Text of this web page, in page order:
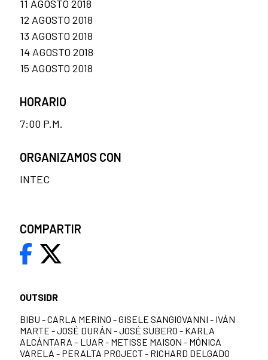
OUTSIDR
BIBU - CARLA MERINO - GISELE SANGIOVANNI - IVÁN
MARTE - JOSÉ DURÁN - JOSÉ SUBERO - KARLA
ALCÁNTARA – LUAR - METISSE MAISON - MÓNICA
VARELA - PERALTA PROJECT - RICHARD DELGADO
11 AGOSTO 2018
12 AGOSTO 2018
13 AGOSTO 2018
14 AGOSTO 2018
15 AGOSTO 2018
HORARIO
7:00 P.M.
ORGANIZAMOS CON
INTEC
COMPARTIR